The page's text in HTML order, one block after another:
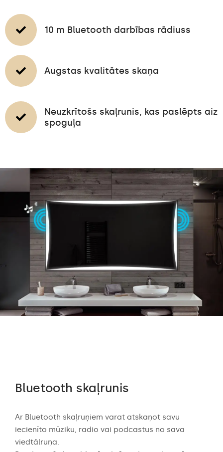
10 m Bluetooth darbības rādiuss
Augstas kvalitātes skaņa
Neuzkrītošs skaļrunis, kas paslēpts aiz
spoguļa
Bluetooth skaļrunis
Ar Bluetooth skaļruņiem varat atskaņot savu
iecienīto mūziku, radio vai podcastus no sava
viedtālruņa.